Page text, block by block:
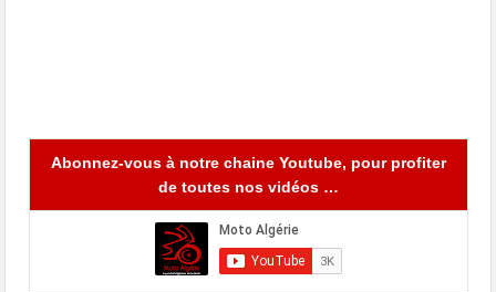
Abonnez-vous à notre chaine Youtube, pour profiter
de toutes nos vidéos …